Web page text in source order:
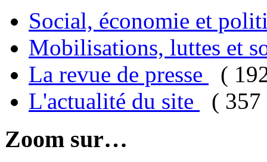
Social, économie et
Mobilisations, luttes et
La revue de presse
(
L'actualité du site
( 357
Zoom sur…